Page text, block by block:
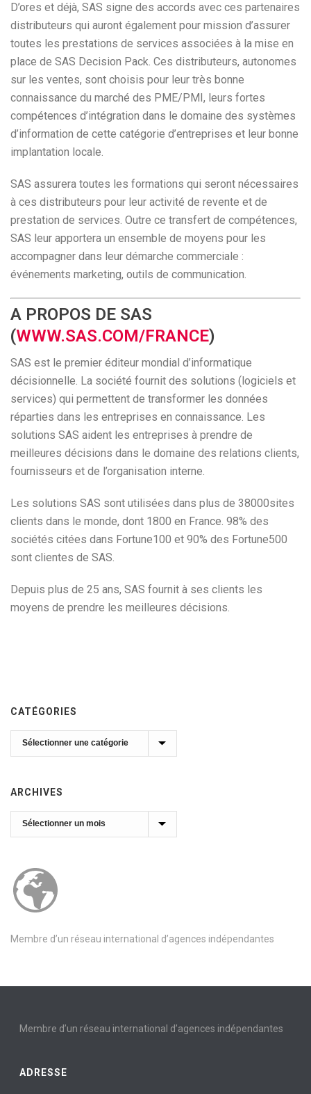
D’ores et déjà, SAS signe des accords avec ces partenaires
distributeurs qui auront également pour mission d’assurer
toutes les prestations de services associées à la mise en
place de SAS Decision Pack. Ces distributeurs, autonomes
sur les ventes, sont choisis pour leur très bonne
connaissance du marché des PME/PMI, leurs fortes
compétences d’intégration dans le domaine des systèmes
d’information de cette catégorie d’entreprises et leur bonne
implantation locale.
SAS assurera toutes les formations qui seront nécessaires
à ces distributeurs pour leur activité de revente et de
prestation de services. Outre ce transfert de compétences,
SAS leur apportera un ensemble de moyens pour les
accompagner dans leur démarche commerciale :
événements marketing, outils de communication.
A PROPOS DE SAS
(WWW.SAS.COM/FRANCE)
SAS est le premier éditeur mondial d’informatique
décisionnelle. La société fournit des solutions (logiciels et
services) qui permettent de transformer les données
réparties dans les entreprises en connaissance. Les
solutions SAS aident les entreprises à prendre de
meilleures décisions dans le domaine des relations clients,
fournisseurs et de l’organisation interne.
Les solutions SAS sont utilisées dans plus de 38000sites
clients dans le monde, dont 1800 en France. 98% des
sociétés citées dans Fortune100 et 90% des Fortune500
sont clientes de SAS.
Depuis plus de 25 ans, SAS fournit à ses clients les
moyens de prendre les meilleures décisions.
CATÉGORIES
Catégories
ARCHIVES
Archives
Membre d’un réseau international d’agences indépendantes
Membre d’un réseau international d’agences indépendantes
ADRESSE